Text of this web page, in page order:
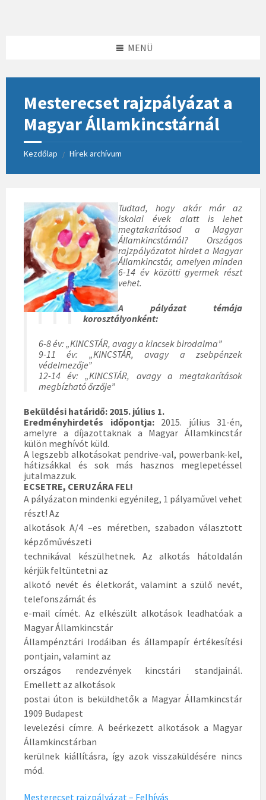
MENÜ
Mesterecset rajzpályázat a
Magyar Államkincstárnál
Kezdőlap / Hírek archívum
Tudtad, hogy akár már az
iskolai évek alatt is lehet
megtakarításod a Magyar
Államkincstárnál? Országos
rajzpályázatot hirdet a Magyar
Államkincstár, amelyen minden
6-14 év közötti gyermek részt
vehet.
A pályázat témája
korosztályonként:
6-8 év: „KINCSTÁR, avagy a kincsek birodalma”
9-11 év: „KINCSTÁR, avagy a zsebpénzek
védelmezője”
12-14 év: „KINCSTÁR, avagy a megtakarítások
megbízható őrzője”
Beküldési határidő: 2015. július 1.
Eredményhirdetés időpontja:2015. július 31-én,
amelyre a díjazottaknak a Magyar Államkincstár
külön meghívót küld.
A legszebb alkotásokat pendrive-val, powerbank-kel,
hátizsákkal és sok más hasznos meglepetéssel
jutalmazzuk.
ECSETRE, CERUZÁRA FEL!
A pályázaton mindenki egyénileg, 1 pályaművel vehet
részt! Az
alkotások A/4 –es méretben, szabadon választott
képzőművészeti
technikával készülhetnek. Az alkotás hátoldalán
kérjük feltüntetni az
alkotó nevét és életkorát, valamint a szülő nevét,
telefonszámát és
e-mail címét. Az elkészült alkotások leadhatóak a
Magyar Államkincstár
Állampénztári Irodáiban és állampapír értékesítési
pontjain, valamint az
országos rendezvények kincstári standjainál.
Emellett az alkotások
postai úton is beküldhetők a Magyar Államkincstár
1909 Budapest
levelezési címre. A beérkezett alkotások a Magyar
Államkincstárban
kerülnek kiállításra, így azok visszaküldésére nincs
mód.
Mesterecset rajzpályázat – Felhívás